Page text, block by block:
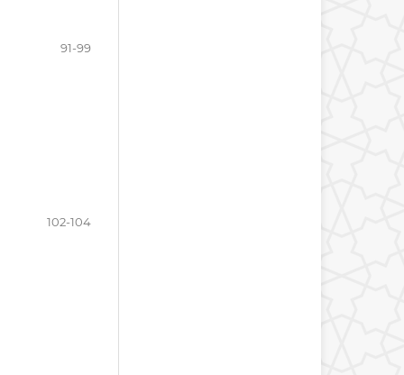
91-99
102-104